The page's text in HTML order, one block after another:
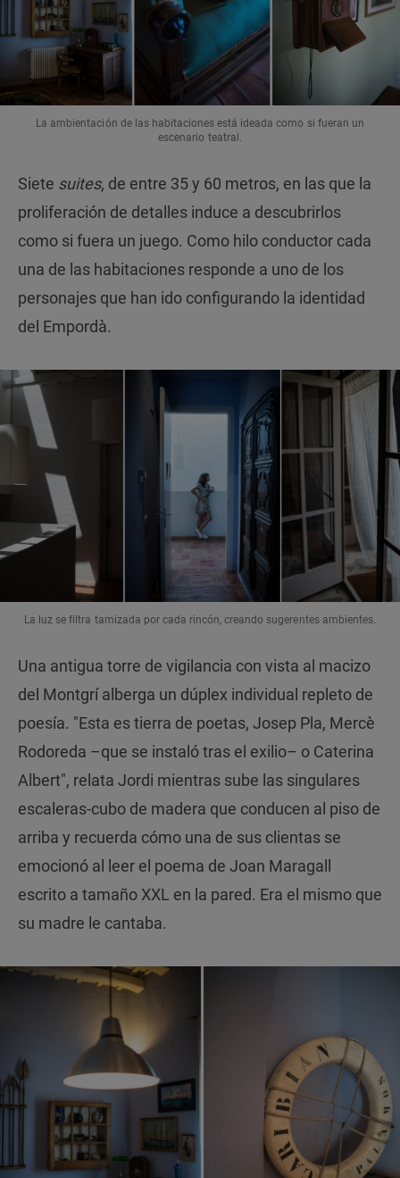
La ambientación de las habitaciones está ideada como si fueran un
escenario teatral.
Siete suites, de entre 35 y 60 metros, en las que la
proliferación de detalles induce a descubrirlos
como si fuera un juego. Como hilo conductor cada
una de las habitaciones responde a uno de los
personajes que han ido configurando la identidad
del Empordà.
La luz se filtra tamizada por cada rincón, creando sugerentes ambientes.
Una antigua torre de vigilancia con vista al macizo
del Montgrí alberga un dúplex individual repleto de
poesía. "Esta es tierra de poetas, Josep Pla, Mercè
Rodoreda –que se instaló tras el exilio– o Caterina
Albert", relata Jordi mientras sube las singulares
escaleras-cubo de madera que conducen al piso de
arriba y recuerda cómo una de sus clientas se
emocionó al leer el poema de Joan Maragall
escrito a tamaño XXL en la pared. Era el mismo que
su madre le cantaba.